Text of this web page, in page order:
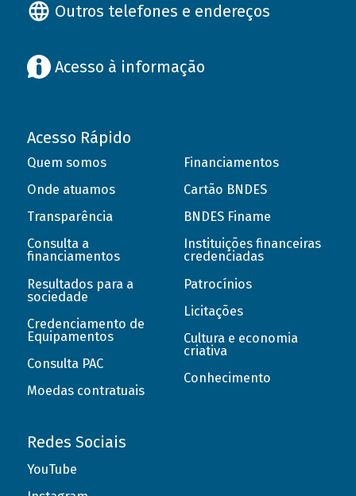
Outros telefones e endereços
Acesso à informação
Acesso Rápido
Quem somos
Onde atuamos
Transparência
Consulta a
financiamentos
Resultados para a
sociedade
Credenciamento de
Equipamentos
Consulta PAC
Moedas contratuais
Financiamentos
Cartão BNDES
BNDES Finame
Instituições financeiras
credenciadas
Patrocínios
Licitações
Cultura e economia
criativa
Conhecimento
Redes Sociais
YouTube